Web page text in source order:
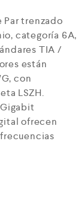
Par trenzado
categoría 6A,
TIA /
están
con
LSZH.
ofrecen